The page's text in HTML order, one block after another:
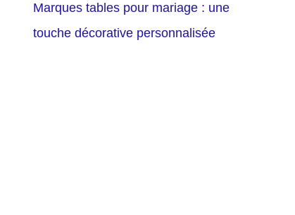
Marques tables pour mariage : une
touche décorative personnalisée